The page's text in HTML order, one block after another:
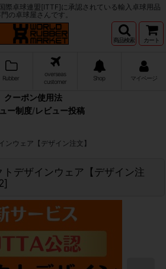
際卓球連盟[ITTF]に承認されている輸入卓球用品
の卓球屋さんです。
商品検索 カート
Rubber
overseas
customer
Shop マイページ
クーポン使用法
ー制度/レビュー投稿
ンウェア【デザイン注文】
トデザインウェア【デザイン注
]